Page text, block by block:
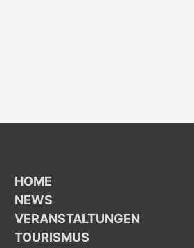
HOME
NEWS
VERANSTALTUNGEN
TOURISMUS